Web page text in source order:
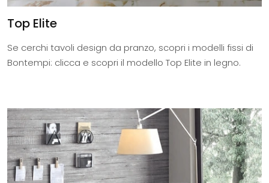
Top Elite
Se cerchi tavoli design da pranzo, scopri i modelli fissi di
Bontempi: clicca e scopri il modello Top Elite in legno.